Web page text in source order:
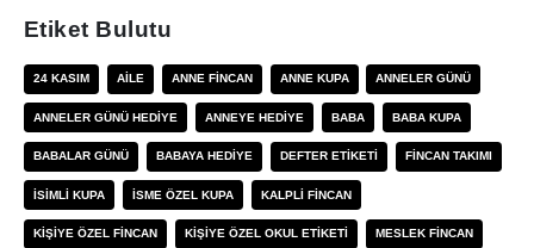
Etiket Bulutu
24 KASIM AILE ANNE FINCAN ANNE KUPA ANNELER GÜNÜ
ANNELER GÜNÜ HEDIYE ANNEYE HEDIYE BABA BABA KUPA
BABALAR GÜNÜ BABAYA HEDIYE DEFTER ETIKETI FINCAN TAKIMI
ISIMLI KUPA ISME ÖZEL KUPA KALPLI FINCAN
KIŞIYE ÖZEL FINCAN KIŞIYE ÖZEL OKUL ETIKETI MESLEK FINCAN